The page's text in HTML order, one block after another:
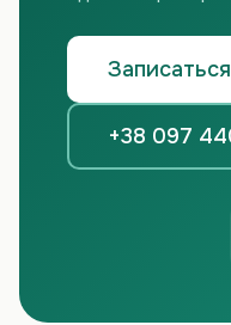
Записаться
+38 097